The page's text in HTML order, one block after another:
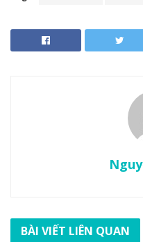
BÀI VIẾT LIÊN QUAN